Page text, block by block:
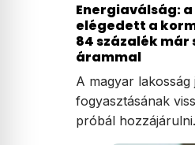
Energiaválság:
elégedett a
84 százalék már
árammal
A magyar
fogyasztásának
próbál